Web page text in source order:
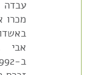
מכרו